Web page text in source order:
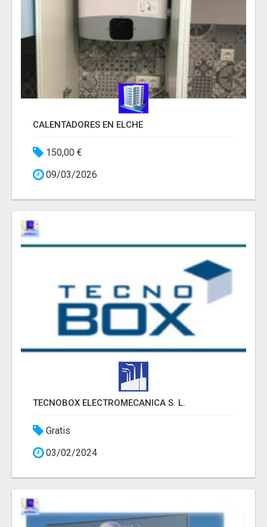
CALENTADORES EN ELCHE
150,00 €
09/03/2026
TECNOBOX ELECTROMECANICA S. L.
Gratis
03/02/2024